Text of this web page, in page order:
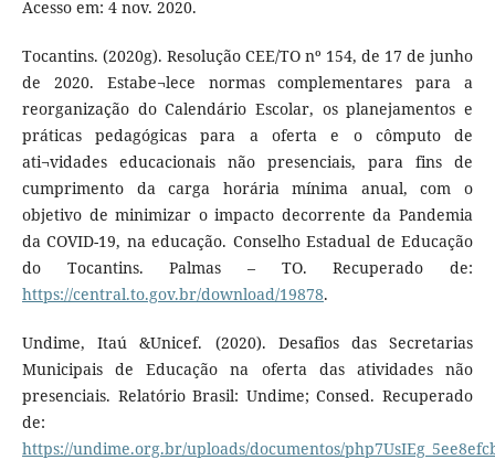
Acesso em: 4 nov. 2020.
Tocantins. (2020g). Resolução CEE/TO nº 154, de 17 de junho
de 2020. Estabe¬lece normas complementares para a
reorganização do Calendário Escolar, os planejamentos e
práticas pedagógicas para a oferta e o cômputo de
ati¬vidades educacionais não presenciais, para fins de
cumprimento da carga horária mínima anual, com o
objetivo de minimizar o impacto decorrente da Pandemia
da COVID-19, na educação. Conselho Estadual de Educação
do Tocantins. Palmas – TO. Recuperado de:
https://central.to.gov.br/download/19878.
Undime, Itaú &Unicef. (2020). Desafios das Secretarias
Municipais de Educação na oferta das atividades não
presenciais. Relatório Brasil: Undime; Consed. Recuperado
de:
https://undime.org.br/uploads/documentos/